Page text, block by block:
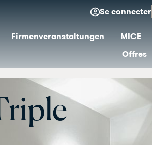
Se connecter
Firmenveranstaltungen MICE
Offres